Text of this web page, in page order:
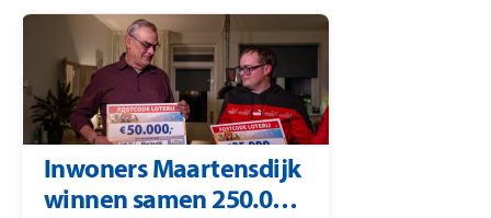
postcode en wint daarom 1
miljoen euro. Winston
Gerschtanowitz verrast de
winnaar met het bijzondere
nieuws.
Inwoners Maartensdijk
winnen samen 250.000